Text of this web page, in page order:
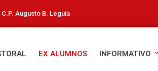
Augusto B. Leguia
EX ALUMNOS INFORMATIVO